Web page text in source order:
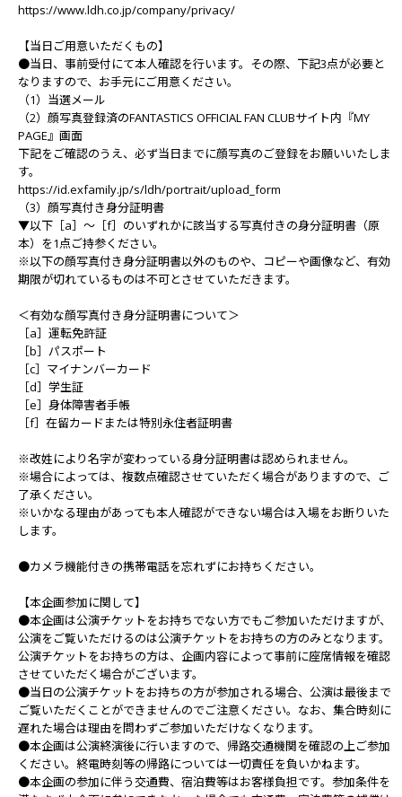
https://www.ldh.co.jp/company/privacy/
【当日ご用意いただくもの】
●当日、事前受付にて本人確認を行います。その際、下記3点が必要と
なりますので、お手元にご用意ください。
（1）当選メール
（2）顔写真登録済のFANTASTICS OFFICIAL FAN CLUBサイト内『MY
PAGE』画面
下記をご確認のうえ、必ず当日までに顔写真のご登録をお願いいたしま
す。
https://id.exfamily.jp/s/ldh/portrait/upload_form
（3）顔写真付き身分証明書
▼以下［a］～［f］のいずれかに該当する写真付きの身分証明書（原
本）を1点ご持参ください。
※以下の顔写真付き身分証明書以外のものや、コピーや画像など、有効
期限が切れているものは不可とさせていただきます。
＜有効な顔写真付き身分証明書について＞
［a］運転免許証
［b］パスポート
［c］マイナンバーカード
［d］学生証
［e］身体障害者手帳
［f］在留カードまたは特別永住者証明書
※改姓により名字が変わっている身分証明書は認められません。
※場合によっては、複数点確認させていただく場合がありますので、ご
了承ください。
※いかなる理由があっても本人確認ができない場合は入場をお断りいた
します。
●カメラ機能付きの携帯電話を忘れずにお持ちください。
【本企画参加に関して】
●本企画は公演チケットをお持ちでない方でもご参加いただけますが、
公演をご覧いただけるのは公演チケットをお持ちの方のみとなります。
公演チケットをお持ちの方は、企画内容によって事前に座席情報を確認
させていただく場合がございます。
●当日の公演チケットをお持ちの方が参加される場合、公演は最後まで
ご覧いただくことができませんのでご注意ください。なお、集合時刻に
遅れた場合は理由を問わずご参加いただけなくなります。
●本企画は公演終演後に行いますので、帰路交通機関を確認の上ご参加
ください。終電時刻等の帰路については一切責任を負いかねます。
●本企画の参加に伴う交通費、宿泊費等はお客様負担です。参加条件を